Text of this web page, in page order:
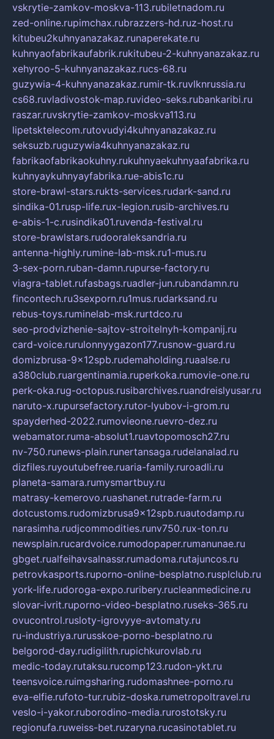
vskrytie-zamkov-moskva-113.rubiletnadom.ru
zed-online.rupimchax.rubrazzers-hd.ruz-host.ru
kitubeu2kuhnyanazakaz.runaperekate.ru
kuhnyaofabrikaufabrik.rukitubeu-2-kuhnyanazakaz.ru
xehyroo-5-kuhnyanazakaz.rucs-68.ru
guzywia-4-kuhnyanazakaz.rumir-tk.ruvlknrussia.ru
cs68.ruvladivostok-map.ruvideo-seks.rubankaribi.ru
raszar.ruvskrytie-zamkov-moskva113.ru
lipetsktelecom.rutovudyi4kuhnyanazakaz.ru
seksuzb.ruguzywia4kuhnyanazakaz.ru
fabrikaofabrikaokuhny.rukuhnyaekuhnyaafabrika.ru
kuhnyaykuhnyayfabrika.rue-abis1c.ru
store-brawl-stars.rukts-services.rudark-sand.ru
sindika-01.rusp-life.rux-legion.rusib-archives.ru
e-abis-1-c.rusindika01.ruvenda-festival.ru
store-brawlstars.rudooraleksandria.ru
antenna-highly.rumine-lab-msk.ru1-mus.ru
3-sex-porn.ruban-damn.rupurse-factory.ru
viagra-tablet.rufasbags.ruadler-jun.rubandamn.ru
fincontech.ru3sexporn.ru1mus.rudarksand.ru
rebus-toys.ruminelab-msk.rurtdco.ru
seo-prodvizhenie-sajtov-stroitelnyh-kompanij.ru
card-voice.rurulonnyygazon177.rusnow-guard.ru
domizbrusa-9x12spb.rudemaholding.ruaalse.ru
a380club.ruargentinamia.ruperkoka.rumovie-one.ru
perk-oka.rug-octopus.rusibarchives.ruandreislyusar.ru
naruto-x.rupursefactory.rutor-lyubov-i-grom.ru
spayderhed-2022.rumovieone.ruevro-dez.ru
webamator.ruma-absolut1.ruavtopomosch27.ru
nv-750.runews-plain.runertansaga.rudelanalad.ru
dizfiles.ruyoutubefree.ruaria-family.ruroadli.ru
planeta-samara.rumysmartbuy.ru
matrasy-kemerovo.ruashanet.rutrade-farm.ru
dotcustoms.rudomizbrusa9x12spb.ruautodamp.ru
narasimha.rudjcommodities.runv750.rux-ton.ru
newsplain.rucardvoice.rumodopaper.rumanunae.ru
gbget.rualfeihavsalnassr.rumadoma.rutajuncos.ru
petrovkasports.ruporno-online-besplatno.rusplclub.ru
york-life.rudoroga-expo.ruribery.rucleanmedicine.ru
slovar-ivrit.ruporno-video-besplatno.ruseks-365.ru
ovucontrol.rusloty-igrovyye-avtomaty.ru
ru-industriya.rurusskoe-porno-besplatno.ru
belgorod-day.rudigilith.rupichkurovlab.ru
medic-today.rutaksu.rucomp123.rudon-ykt.ru
teensvoice.ruimgsharing.rudomashnee-porno.ru
eva-elfie.rufoto-tur.rubiz-doska.rumetropoltravel.ru
veslo-i-yakor.ruborodino-media.rurostotsky.ru
regionufa.ruweiss-bet.ruzaryna.rucasinotablet.ru